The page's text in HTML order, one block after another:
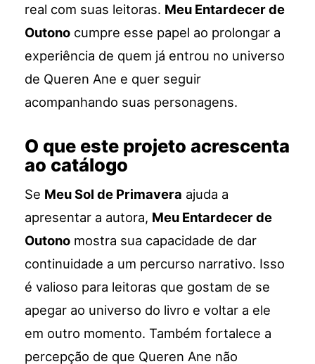
real com suas leitoras. Meu Entardecer de
Outono cumpre esse papel ao prolongar a
experiência de quem já entrou no universo
de Queren Ane e quer seguir
acompanhando suas personagens.
O que este projeto acrescenta
ao catálogo
Se Meu Sol de Primavera ajuda a
apresentar a autora, Meu Entardecer de
Outono mostra sua capacidade de dar
continuidade a um percurso narrativo. Isso
é valioso para leitoras que gostam de se
apegar ao universo do livro e voltar a ele
em outro momento. Também fortalece a
percepção de que Queren Ane não